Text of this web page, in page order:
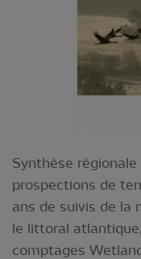
Synthèse
prospections de
ans de suivis de la
le littoral
comptages